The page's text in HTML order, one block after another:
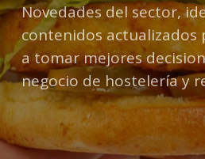
Novedades del sector,
contenidos actualizados
a tomar mejores
negocio de hostelería y